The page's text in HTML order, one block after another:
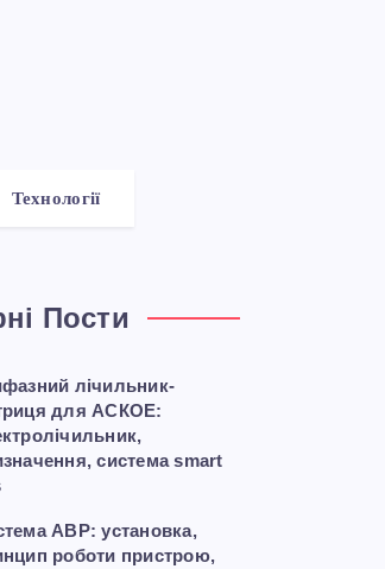
Технології
Пости
лічильник-
для АСКОЕ:
система smart
АВР: установка,
роботи пристрою,